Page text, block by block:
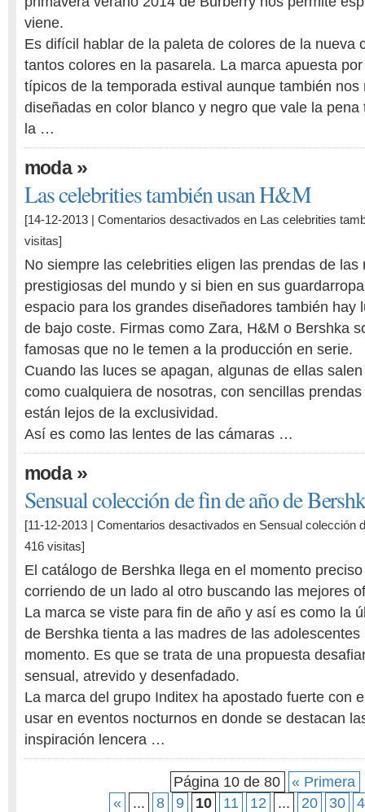
viene.
Es difícil hablar de la paleta de colores de la nueva
tantos colores en la pasarela. La marca apuesta
típicos de la temporada estival aunque también nos
diseñadas en color blanco y negro que vale la
la …
moda»
Las celebrities también usan H&M
[14-12-2013 | Comentarios desactivados en Las celebrities
visitas]
No siempre las celebrities eligen las prendas de las
prestigiosas del mundo y si bien en sus
espacio para los grandes diseñadores también hay
de bajo coste. Firmas como Zara, H&M o Bershka
famosas que no le temen a la producción en serie.
Cuando las luces se apagan, algunas de ellas
como cualquiera de nosotras, con sencillas
están lejos de la exclusividad.
Así es como las lentes de las cámaras …
moda»
Sensual colección de fin de año de
[11-12-2013 | Comentarios desactivados en Sensual colección
416 visitas]
El catálogo de Bershka llega en el momento
corriendo de un lado al otro buscando las mejores
La marca se viste para fin de año y así es como la
de Bershka tienta a las madres de las adolescentes
momento. Es que se trata de una propuesta
sensual, atrevido y desenfadado.
La marca del grupo Inditex ha apostado fuerte con
usar en eventos nocturnos en donde se destacan
inspiración lencera …
Página 10 de 80
« Primera
«
... 8 9 10 11 12 ... 20 30